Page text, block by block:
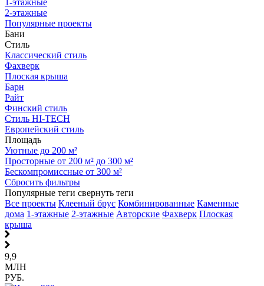
1-этажные
2-этажные
Популярные проекты
Бани
Стиль
Классический стиль
Фахверк
Плоская крыша
Барн
Райт
Финский стиль
Стиль HI-TECH
Европейский стиль
Площадь
Уютные до 200 м²
Просторные от 200 м² до 300 м²
Бескомпромиссные от 300 м²
Сбросить фильтры
Популярные теги свернуть теги
Все проекты Клееный брус Комбинированные Каменные
дома 1-этажные 2-этажные Авторские Фахверк Плоская
крыша
9,9
МЛН
РУБ.